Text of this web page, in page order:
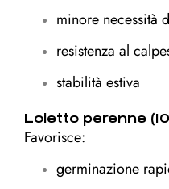
minore necessità
resistenza al
stabilità estiva
Loietto perenne
Favorisce:
germinazione